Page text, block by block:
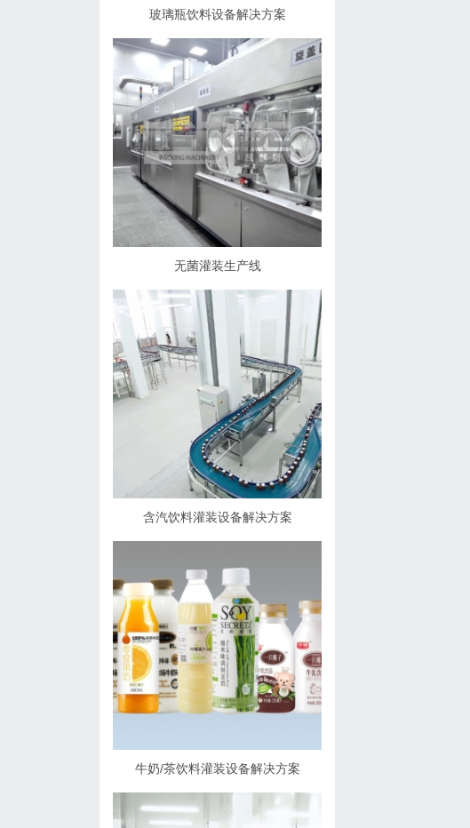
玻璃瓶饮料设备解决方案
无菌灌装生产线
含汽饮料灌装设备解决方案
牛奶/茶饮料灌装设备解决方案